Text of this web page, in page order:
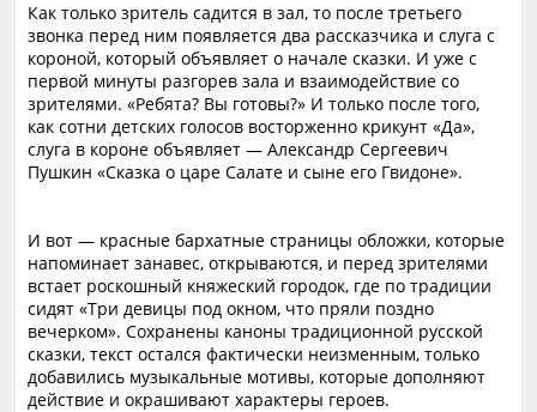
‎Как только зритель садится в зал, то после третьего
звонка перед ним появляется два рассказчика и слуга с
короной, который объявляет о начале сказки. И уже с
первой минуты разгорев зала и взаимодействие со
зрителями. «Ребята? Вы готовы?» И только после того,
как сотни детских голосов восторженно крикунт «Да»,
слуга в короне объявляет — Александр Сергеевич
Пушкин «Сказка о царе Салате и сыне его Гвидоне».
‎И вот — красные бархатные страницы обложки, которые
напоминает занавес, открываются, и перед зрителями
встает роскошный княжеский городок, где по традиции
сидят «Три девицы под окном, что пряли поздно
вечерком». Сохранены каноны традиционной русской
сказки, текст остался фактически неизменным, только
добавились музыкальные мотивы, которые дополняют
действие и окрашивают характеры героев.